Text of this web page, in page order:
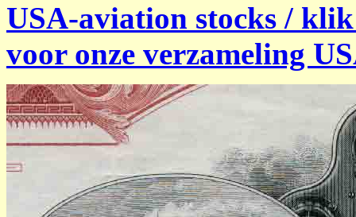
USA-aviation stocks /
voor onze verzameling